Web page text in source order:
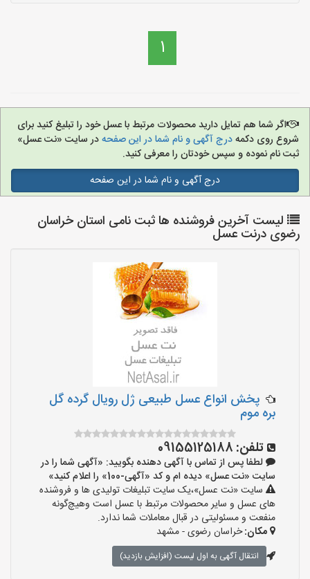
1
اگر شما هم تمایل دارید محصولات مرتبط با عسل خود را تبلیغ کنید برای
شروع روی دکمهدرج آگهی و نام شما در این صفحهدر سایت «نت عسل»
ثبت نام نموده و سپس خودتان را معرفی کنید.
درج آگهی و نام شما در این صفحه
لیست آخرین فروشنده ها ثبت نامی استان خراسان
رضوی درنت عسل
پخش انواع عسل طبیعی ژل رویال گرده گل
بره موم
تلفن: 09155125188
لطفا پس از تماس با آگهی دهنده بگویید: «آگهی شما را در
سایت «نت عسل» دیده ام و کد «آگهی-100» را اعلام کنید»
سایت «نت عسل»،یک سایت تبلیغات تولیدی ها و فروشنده
های عسل و سایر محصولات مرتبط با عسل است وهیچ‌گونه
منفعت و مسئولیتی در قبال معاملات شما ندارد.
مکان:خراسان رضوی - مشهد
انتقال آگهی به اول لیست (افزایش بازدید)